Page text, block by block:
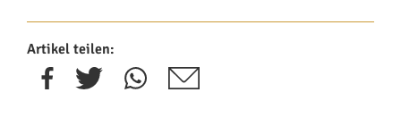
Artikel teilen: